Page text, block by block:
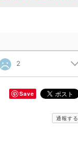
2
Save
通報する